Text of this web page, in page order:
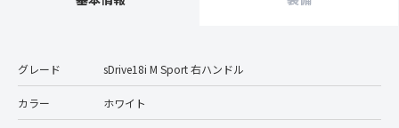
グレード sDrive18i M Sport 右ハンドル
カラー ホワイト